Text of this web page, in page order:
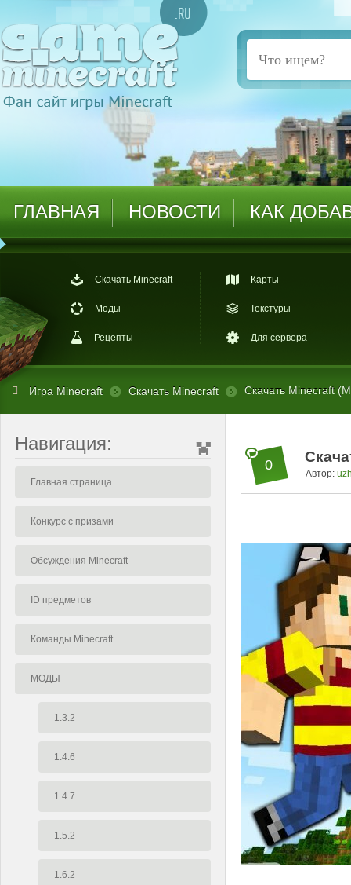
ГЛАВНАЯ НОВОСТИ КАК
Скачать Minecraft
Моды
Рецепты
Карты
Текстуры
Для сервера
Игра Minecraft Скачать Minecraft Скачать Minecraft
Навигация:
Главная страница
Конкурс с призами
Обсуждения Minecraft
ID предметов
Команды Minecraft
МОДЫ
1.3.2
1.4.6
1.4.7
1.5.2
1.6.2
0
Автор: